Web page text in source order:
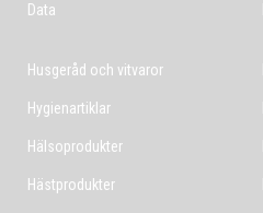
Data
Husgeråd och vitvaror
Hygienartiklar
Hälsoprodukter
Hästprodukter